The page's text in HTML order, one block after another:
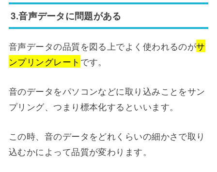
3.音声データに問題がある
音声データの品質を図る上でよく使われるのがサ
ンプリングレート です。
音のデータをパソコンなどに取り込みことをサン
プリング、つまり標本化するといいます。
この時、音のデータをどれくらいの細かさで取り
込むかによって品質が変わります。